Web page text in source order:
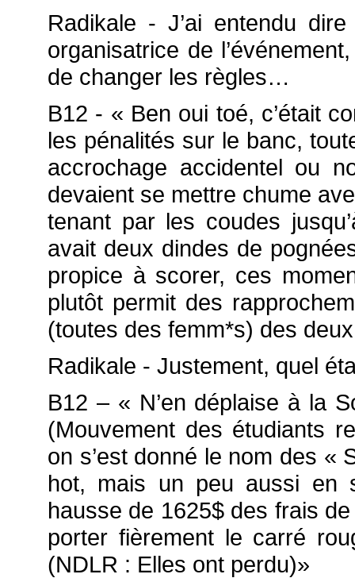
Radikale - J’ai entendu
organisatrice de
de changer les règles…
B12 - « Ben oui toé, c’était
les pénalités sur le banc,
accrochage accidentel ou
devaient se mettre chume
tenant par les coudes
avait deux dindes de
propice à scorer, ces
plutôt permit des
(toutes des femm*s) des
Radikale - Justement, quel
B12 – « N’en déplaise à la
(Mouvement des étudiants
on s’est donné le nom des «
hot, mais un peu aussi en
hausse de 1625$ des frais
porter fièrement le carré
(NDLR : Elles ont perdu)»